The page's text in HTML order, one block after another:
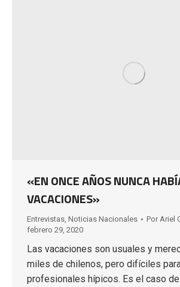
«EN ONCE AÑOS NUNCA
VACACIONES»
Entrevistas Noticias Nacionales Por Ariel
febrero 29, 2020
Las vacaciones son usuales y
miles de chilenos, pero difíciles
profesionales hípicos. Es el caso